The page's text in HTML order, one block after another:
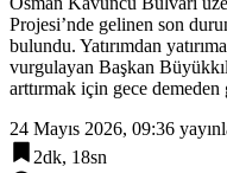
Projesi’nde gelinen son
bulundu. Yatırımdan
vurgulayan Başkan
arttırmak için gece demeden
24 Mayıs 2026, 09:36
2dk, 18sn